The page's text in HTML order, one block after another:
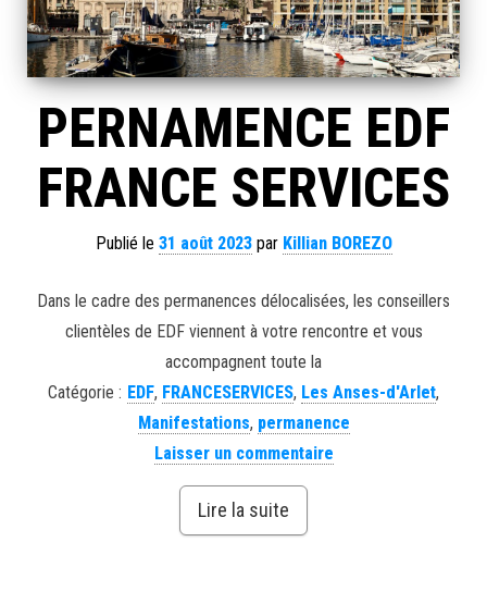
PERNAMENCE EDF
FRANCE SERVICES
Publié le 31 août 2023par Killian BOREZO
Dans le cadre des permanences délocalisées, les conseillers
clientèles de EDF viennent à votre rencontre et vous
accompagnent toute la
Catégorie : EDF, FRANCESERVICES, Les Anses-d'Arlet,
Manifestations, permanence
Laisser un commentaire
Lire la suite